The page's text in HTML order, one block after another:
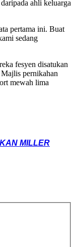
ahli keluarga
pertama ini. Buat
sedang
fesyen disatukan
pernikahan
mewah lima
MILLER